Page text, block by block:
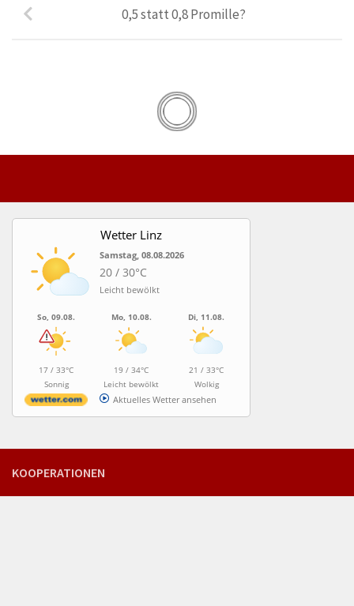
0,5 statt 0,8 Promille?
Wetter Linz
Samstag, 08.08.2026
20 / 30°C
Leicht bewölkt
So, 09.08.
17 / 33°C
Sonnig
Mo, 10.08.
19 / 34°C
Leicht bewölkt
Di, 11.08.
21 / 33°C
Wolkig
Aktuelles Wetter ansehen
KOOPERATIONEN